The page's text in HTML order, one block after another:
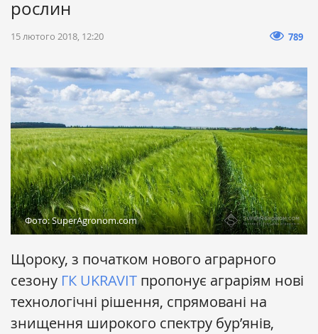
рослин
15 лютого 2018, 12:20 789
Фото: SuperAgronom.com
Щороку, з початком нового аграрного
сезону ГК UKRAVIT пропонує аграріям нові
технологічні рішення, спрямовані на
знищення широкого спектру бур’янів,